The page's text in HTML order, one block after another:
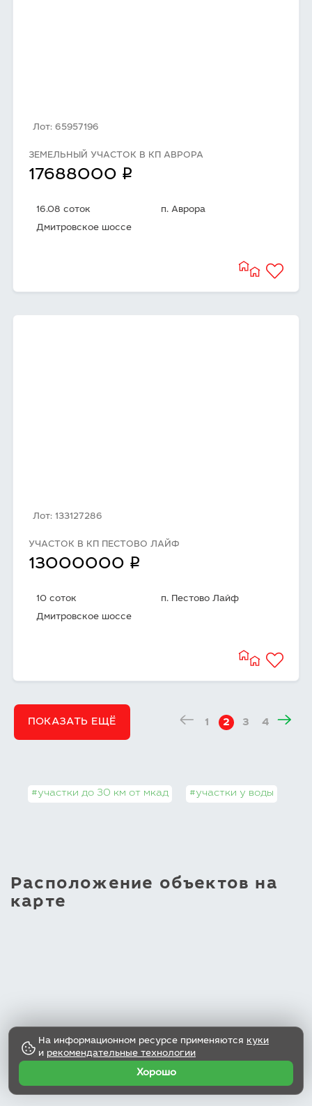
На информационном ресурсе применяются куки
и рекомендательные технологии
Хорошо
Лот: 65957196
ЗЕМЕЛЬНЫЙ УЧАСТОК В КП АВРОРА
17688000 q
16.08 соток
п. Аврора
Дмитровское шоссе
Лот: 133127286
УЧАСТОК В КП ПЕСТОВО ЛАЙФ
13000000 q
10 соток
п. Пестово Лайф
Дмитровское шоссе
ПОКАЗАТЬ ЕЩЁ 1 2 3 4
#участки до 30 км от мкад #участки у воды
Расположение объектов на
карте